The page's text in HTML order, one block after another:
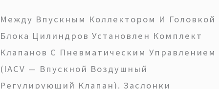
Между Впускным Коллектором И Головкой
Блока Цилиндров Установлен Комплект
Клапанов С Пневматическим Управлением
(IACV — Впускной Воздушный
Регулирующий Клапан). Заслонки